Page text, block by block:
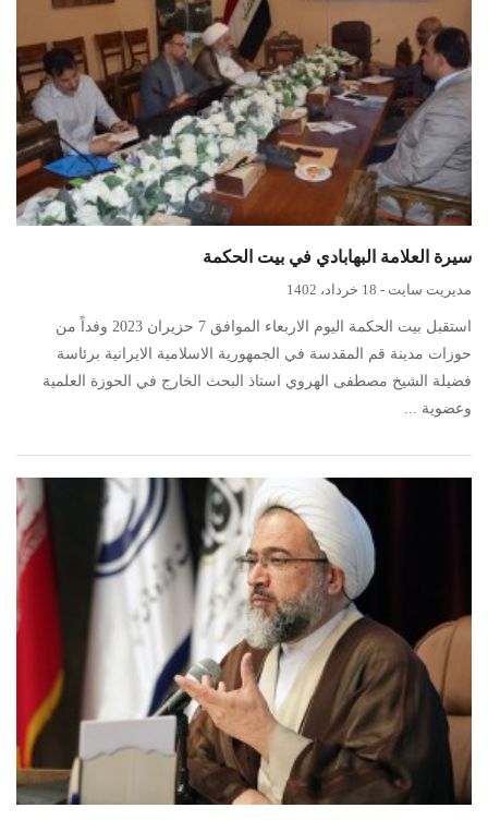
سيرة العلامة البهابادي في بيت الحكمة
مدیریت سایت - 18 خرداد، 1402
استقبل بيت الحكمة اليوم الاربعاء الموافق 7 حزيران 2023 وفداً من
حوزات مدينة قم المقدسة في الجمهورية الاسلامية الايرانية برئاسة
فضيلة الشيخ مصطفى الهروي استاذ البحث الخارج في الحوزة العلمية
وعضوية ...